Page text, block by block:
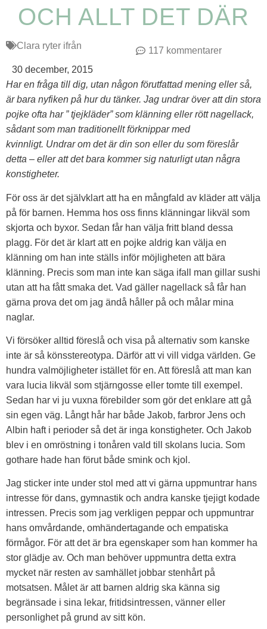
OCH ALLT DET DÄR
Clara ryter ifrån
117 kommentarer
30 december, 2015
Har en fråga till dig, utan någon förutfattad mening eller så,
är bara nyfiken på hur du tänker. Jag undrar över att din stora
pojke ofta har ” tjejkläder” som klänning eller rött nagellack,
sådant som man traditionellt förknippar med
kvinnligt. Undrar om det är din son eller du som föreslår
detta – eller att det bara kommer sig naturligt utan några
konstigheter.
För oss är det självklart att ha en mångfald av kläder att välja
på för barnen. Hemma hos oss finns klänningar likväl som
skjorta och byxor. Sedan får han välja fritt bland dessa
plagg. För det är klart att en pojke aldrig kan välja en
klänning om han inte ställs inför möjligheten att bära
klänning. Precis som man inte kan säga ifall man gillar sushi
utan att ha fått smaka det. Vad gäller nagellack så får han
gärna prova det om jag ändå håller på och målar mina
naglar.
Vi försöker alltid föreslå och visa på alternativ som kanske
inte är så könsstereotypa. Därför att vi vill vidga världen. Ge
hundra valmöjligheter istället för en. Att föreslå att man kan
vara lucia likväl som stjärngosse eller tomte till exempel.
Sedan har vi ju vuxna förebilder som gör det enklare att gå
sin egen väg. Långt hår har både Jakob, farbror Jens och
Albin haft i perioder så det är inga konstigheter. Och Jakob
blev i en omröstning i tonåren vald till skolans lucia. Som
gothare hade han förut både smink och kjol.
Jag sticker inte under stol med att vi gärna uppmuntrar hans
intresse för dans, gymnastik och andra kanske tjejigt kodade
intressen. Precis som jag verkligen peppar och uppmuntrar
hans omvårdande, omhändertagande och empatiska
förmågor. För att det är bra egenskaper som han kommer ha
stor glädje av. Och man behöver uppmuntra detta extra
mycket när resten av samhället jobbar stenhårt på
motsatsen. Målet är att barnen aldrig ska känna sig
begränsade i sina lekar, fritidsintressen, vänner eller
personlighet på grund av sitt kön.